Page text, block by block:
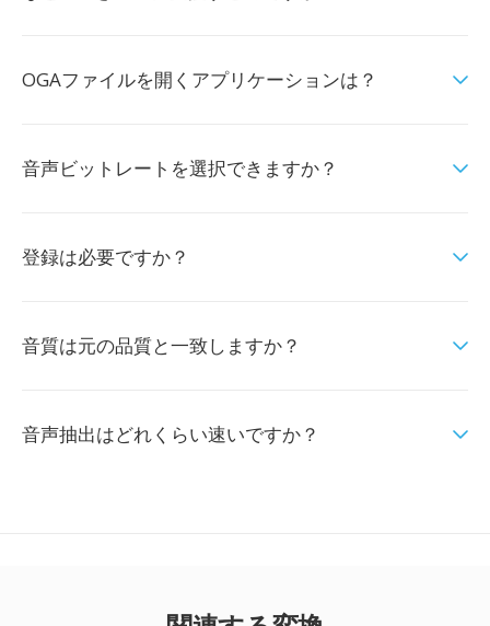
OGAファイルを開くアプリケーションは？
音声ビットレートを選択できますか？
登録は必要ですか？
音質は元の品質と一致しますか？
音声抽出はどれくらい速いですか？